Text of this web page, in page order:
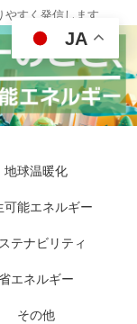
やすく発信します
地球温暖化
可能エネルギー
テナビリティ
エネルギー
その他
JA